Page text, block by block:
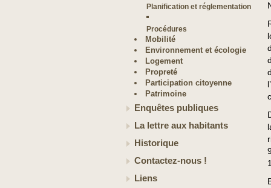
Planification et réglementation
Procédures
Mobilité
Environnement et écologie
Logement
Propreté
Participation citoyenne
Patrimoine
Enquêtes publiques
La lettre aux habitants
Historique
Contactez-nous !
Liens